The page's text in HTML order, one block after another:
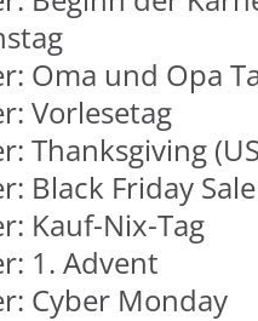
Oma und Opa
Vorlesetag
Thanksgiving
Black Friday
Kauf-Nix-Tag
1. Advent
Cyber Monday